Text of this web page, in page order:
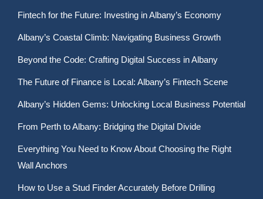
Fintech for the Future: Investing in Albany’s Economy
Albany’s Coastal Climb: Navigating Business Growth
Beyond the Code: Crafting Digital Success in Albany
The Future of Finance is Local: Albany’s Fintech Scene
Albany’s Hidden Gems: Unlocking Local Business Potential
From Perth to Albany: Bridging the Digital Divide
Everything You Need to Know About Choosing the Right
Wall Anchors
How to Use a Stud Finder Accurately Before Drilling